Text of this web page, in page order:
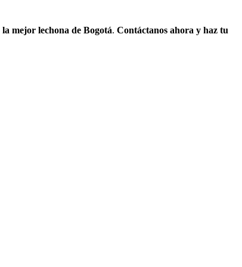
la mejor lechona de Bogotá. Contáctanos ahora y haz tu